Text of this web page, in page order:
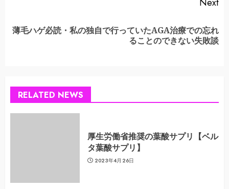
Next
薄毛ハゲ必読・私の独自で行っていたAGA治療での忘れ
ることのできない失敗談
RELATED NEWS
厚生労働省推奨の葉酸サプリ【ベル
タ葉酸サプリ】
2023年4月26日